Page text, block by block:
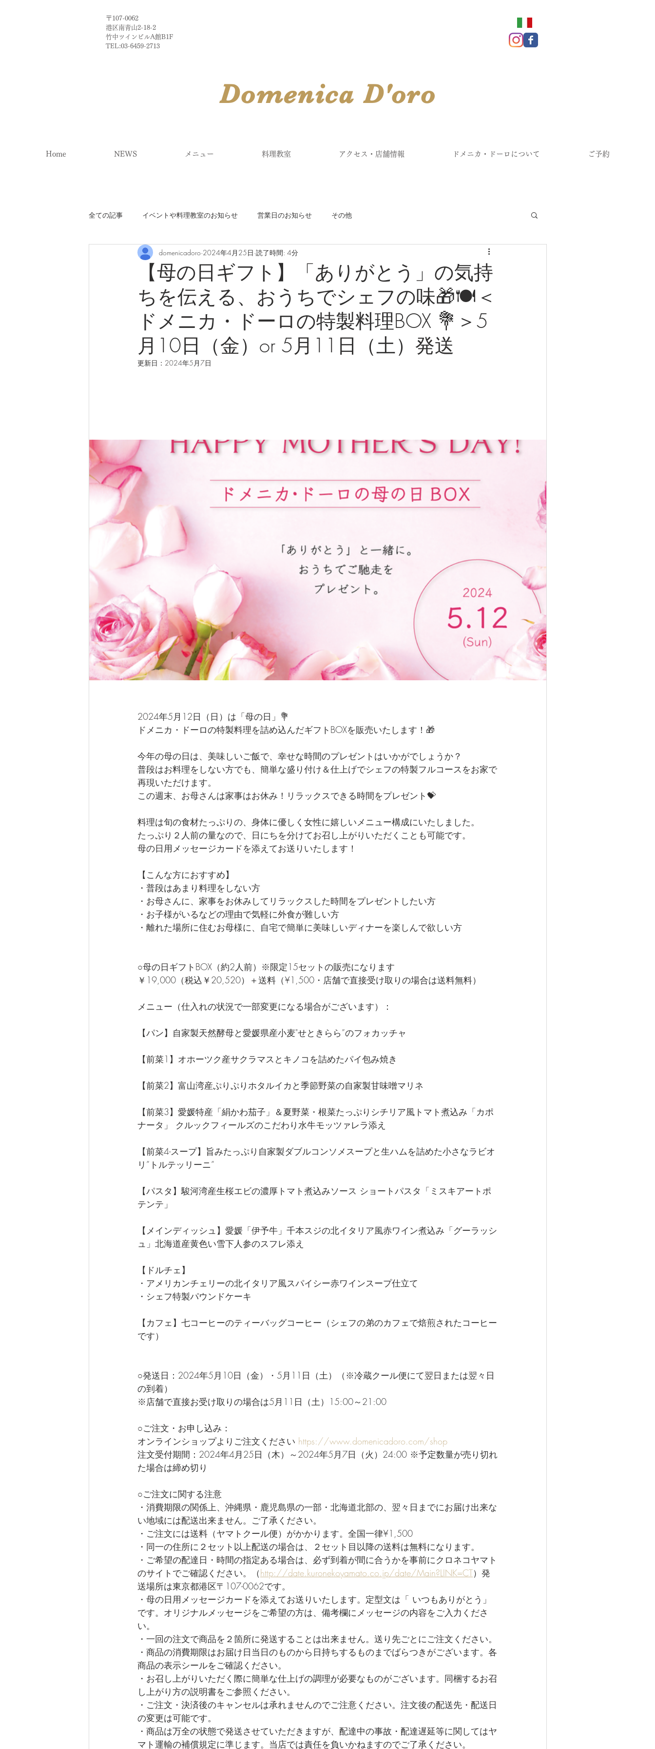
〒107-0062
港区南青山2-18-2​
​竹中ツインビルA館B1F
TEL:03-6459-2713
​Domenica D'oro
Home NEWS メニュー 料理教室 アクセス・店舗情報 ドメニカ・ドーロについて ご予約
全ての記事 イベントや料理教室のお知らせ 営業日のお知らせ その他
【母の日ギフト】「ありがとう」の気持
ちを伝える、おうちでシェフの味🎁🍽️＜
ドメニカ・ドーロの特製料理BOX 💐＞5
月10日（金）or 5月11日（土）発送
domenicadoro 2024年4月25日 読了時間: 4分
更新日： 2024年5月7日
2024年5月12日（日）は「母の日」💐
ドメニカ・ドーロの特製料理を詰め込んだギフトBOXを販売いたします！🎁
今年の母の日は、美味しいご飯で、幸せな時間のプレゼントはいかがでしょうか？
普段はお料理をしない方でも、簡単な盛り付け＆仕上げでシェフの特製フルコースをお家で
再現いただけます。
この週末、お母さんは家事はお休み！リラックスできる時間をプレゼント💝
料理は旬の食材たっぷりの、身体に優しく女性に嬉しいメニュー構成にいたしました。
たっぷり２人前の量なので、日にちを分けてお召し上がりいただくことも可能です。
母の日用メッセージカードを添えてお送りいたします！
【こんな方におすすめ】
・普段はあまり料理をしない方
・お母さんに、家事をお休みしてリラックスした時間をプレゼントしたい方
・お子様がいるなどの理由で気軽に外食が難しい方
・離れた場所に住むお母様に、自宅で簡単に美味しいディナーを楽しんで欲しい方
○母の日ギフトBOX（約2人前）※限定15セットの販売になります
￥19,000（税込￥20,520）＋送料（¥1,500・店舗で直接受け取りの場合は送料無料）
メニュー（仕入れの状況で一部変更になる場合がございます）：
【パン】自家製天然酵母と愛媛県産小麦"せときらら”のフォカッチャ
【前菜1】オホーツク産サクラマスとキノコを詰めたパイ包み焼き
【前菜2】富山湾産ぷりぷりホタルイカと季節野菜の自家製甘味噌マリネ
【前菜3】愛媛特産「絹かわ茄子」＆夏野菜・根菜たっぷりシチリア風トマト煮込み「カポ
ナータ」 クルックフィールズのこだわり水牛モッツァレラ添え
【前菜4-スープ】旨みたっぷり自家製ダブルコンソメスープと生ハムを詰めた小さなラビオ
リ”トルテッリーニ”
【パスタ】駿河湾産生桜エビの濃厚トマト煮込みソース ショートパスタ「ミスキアートポ
テンテ」
【メインディッシュ】愛媛「伊予牛」千本スジの北イタリア風赤ワイン煮込み「グーラッシ
ュ」北海道産黄色い雪下人参のスフレ添え
【ドルチェ】
・アメリカンチェリーの北イタリア風スパイシー赤ワインスープ仕立て
・シェフ特製パウンドケーキ
【カフェ】七コーヒーのティーバッグコーヒー（シェフの弟のカフェで焙煎されたコーヒー
です）
○発送日：2024年5月10日（金）・5月11日（土）（※冷蔵クール便にて翌日または翌々日
の到着）
※店舗で直接お受け取りの場合は5月11日（土）15:00～21:00
○ご注文・お申し込み：
オンラインショップよりご注文ください https://www.domenicadoro.com/shop
注文受付期間：2024年4月25日（木）～2024年5月7日（火）24:00 ※予定数量が売り切れ
た場合は締め切り
○ご注文に関する注意
・消費期限の関係上、沖縄県・鹿児島県の一部・北海道北部の、翌々日までにお届け出来な
い地域には配送出来ません。ご了承ください。
・ご注文には送料（ヤマトクール便）がかかります。全国一律¥1,500
・同一の住所に２セット以上配送の場合は、２セット目以降の送料は無料になります。
・ご希望の配達日・時間の指定ある場合は、必ず到着が間に合うかを事前にクロネコヤマト
のサイトでご確認ください。（http://date.kuronekoyamato.co.jp/date/Main?LINK=CT）発
送場所は東京都港区〒107-0062です。
・母の日用メッセージカードを添えてお送りいたします。定型文は「 いつもありがとう」
です。オリジナルメッセージをご希望の方は、備考欄にメッセージの内容をご入力くださ
い。
・一回の注文で商品を２箇所に発送することは出来ません。送り先ごとにご注文ください。
・商品の消費期限はお届け日当日のものから日持ちするものまでばらつきがございます。各
商品の表示シールをご確認ください。
・お召し上がりいただく際に簡単な仕上げの調理が必要なものがございます。同梱するお召
し上がり方の説明書をご参照ください。
・ご注文・決済後のキャンセルは承れませんのでご注意ください。注文後の配送先・配送日
の変更は可能です。
・商品は万全の状態で発送させていただきますが、配達中の事故・配達遅延等に関してはヤ
マト運輸の補償規定に準じます。当店では責任を負いかねますのでご了承ください。